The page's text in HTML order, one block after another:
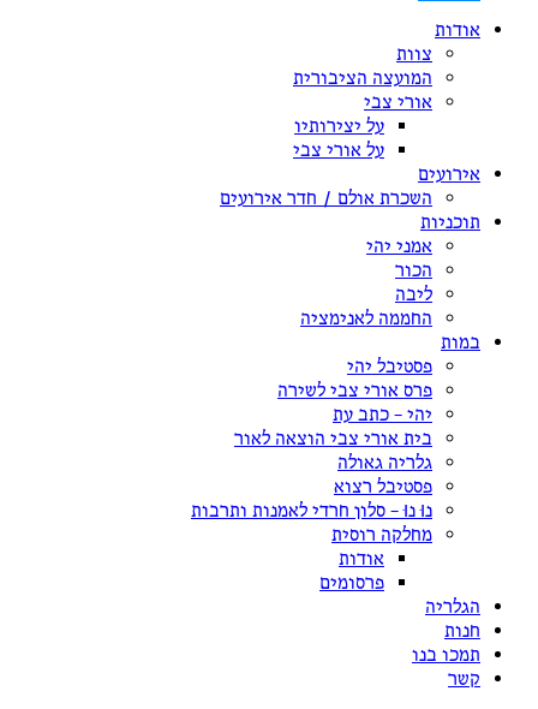
אודות
צוות
המועצה הציבורית
אורי צבי
על יצירותיו
על אורי צבי
אירועים
השכרת אולם / חדר אירועים
תוכניות
אמני יהי
הכור
ליבה
החממה לאנימציה
במות
פסטיבל יהי
פרס אורי צבי לשירה
יהי – כתב עת
בית אורי צבי הוצאה לאור
גלריה גאולה
פסטיבל רצוא
נוּ נוּ – סלון חרדי לאמנות ותרבות
מחלקה רוסית
אודות
פרסומים
הגלריה
חנות
תמכו בנו
קשר